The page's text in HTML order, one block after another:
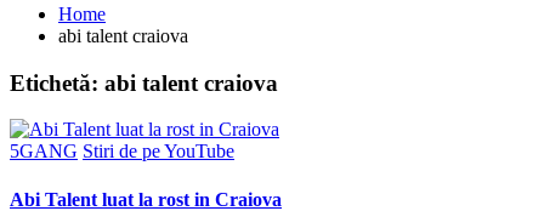
Home
abi talent craiova
Etichetă: abi talent craiova
5GANG Stiri de pe YouTube
Abi Talent luat la rost in Craiova